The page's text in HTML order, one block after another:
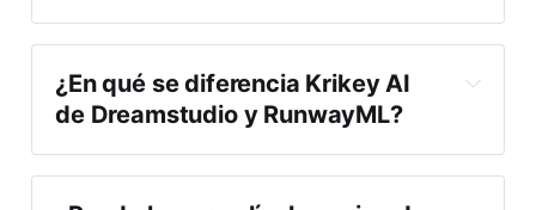
¿En qué se diferencia Krikey AI
de Dreamstudio y RunwayML?